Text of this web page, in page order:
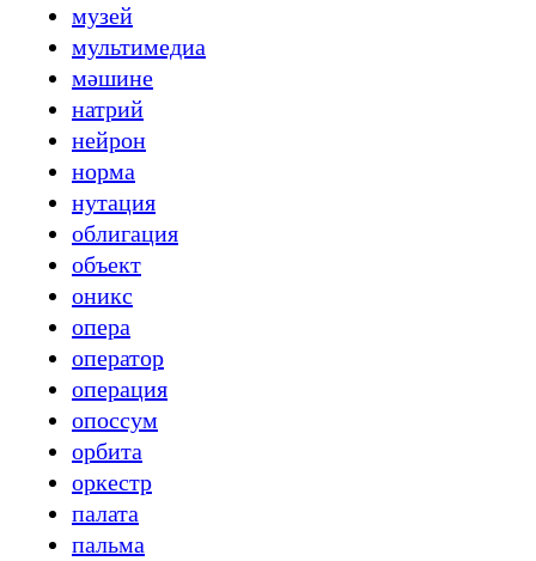
музей
мультимедиа
мәшине
натрий
нейрон
норма
нутация
облигация
объект
оникс
опера
оператор
операция
опоссум
орбита
оркестр
палата
пальма